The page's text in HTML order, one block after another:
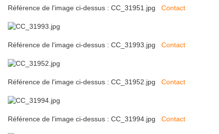
Référence de l'image ci-dessus : CC_31951.jpg Contact
Référence de l'image ci-dessus : CC_31993.jpg Contact
Référence de l'image ci-dessus : CC_31952.jpg Contact
Référence de l'image ci-dessus : CC_31994.jpg Contact